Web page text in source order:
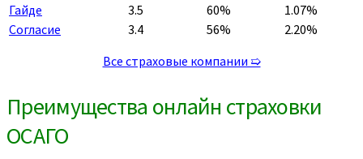
Гайде
3.5 60%
1.07%
Согласие
3.4 56%
2.20%
Все страховые компании ➯
Преимущества онлайн страховки
ОСАГО